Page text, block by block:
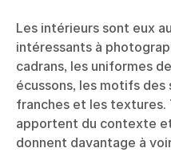
Les intérieurs sont eux
intéressants à
cadrans, les uniformes
écussons, les motifs des
franches et les textures.
apportent du contexte
donnent davantage à